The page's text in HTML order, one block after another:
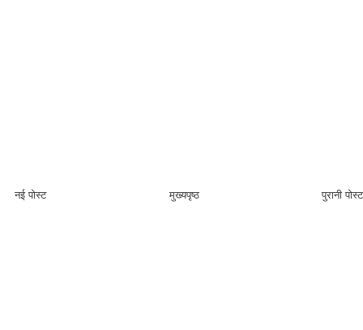
नई पोस्ट पुरानी पोस्ट
मुख्यपृष्ठ